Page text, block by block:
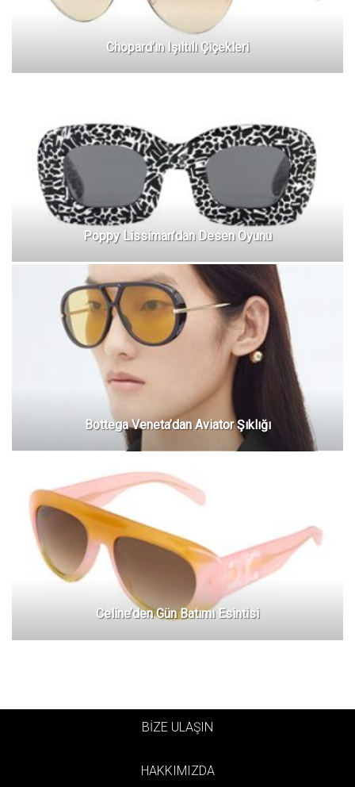
Chopard’ın Işıltılı Çiçekleri
Poppy Lissiman’dan Desen Oyunu
Bottega Veneta’dan Aviator Şıklığı
Celine’den Gün Batımı Esintisi
BİZE ULAŞIN
HAKKIMIZDA